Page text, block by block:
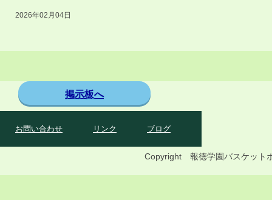
2026年02月04日
掲示板へ
お問い合わせ リンク ブログ
Copyright 報徳学園バスケッ